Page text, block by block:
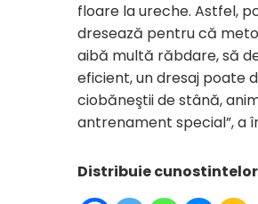
floare la ureche. Astfel,
dresează pentru că
aibă multă răbdare, să
eficient, un dresaj poate
ciobăneştii de stână,
antrenament special”, a
Distribuie